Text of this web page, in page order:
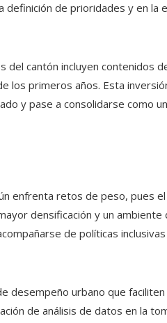
de prioridades y en la
cantón incluyen contenidos
los primeros años. Esta
y pase a consolidarse como
enfrenta retos de peso, pues
densificación y un ambiente
de políticas
desempeño urbano que
de análisis de datos en la